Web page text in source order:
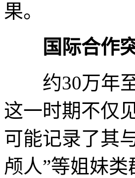
果。
国际合作突
约30万年至
这一时期不仅
可能记录了其
颅人”等姐妹